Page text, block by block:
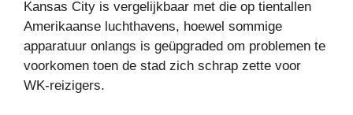
Kansas City is vergelijkbaar met die op tientallen
Amerikaanse luchthavens, hoewel sommige
apparatuur onlangs is geüpgraded om problemen te
voorkomen toen de stad zich schrap zette voor
WK-reizigers.